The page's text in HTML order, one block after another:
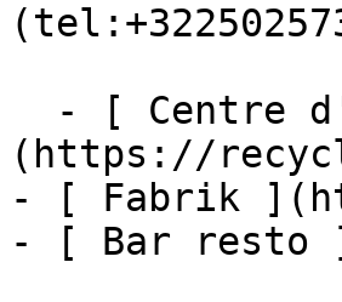
(https://
- [ Fabrik
- [ Bar resto